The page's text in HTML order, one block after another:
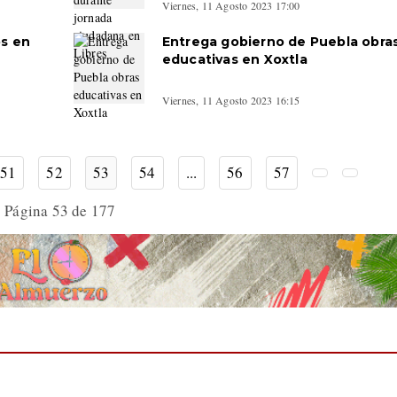
Viernes, 11 Agosto 2023 17:00
en
Entrega gobierno de Puebla
educativas en Xoxtla
Viernes, 11 Agosto 2023 16:15
51 52 53 54 ... 56
57
Página 53 de 177